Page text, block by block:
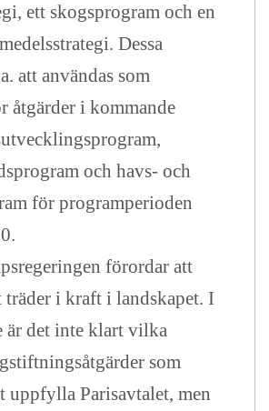
ett skogsprogram och en
Dessa
att användas som
åtgärder i kommande
och havs- och
för programperioden
förordar att
träder i kraft i landskapet. I
är det inte klart vilka
som
uppfylla Parisavtalet, men